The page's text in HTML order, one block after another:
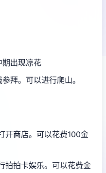
出现凉花
拜。可以进行爬山。
开商店。可以花费100金
拍拍卡娱乐。可以花费金